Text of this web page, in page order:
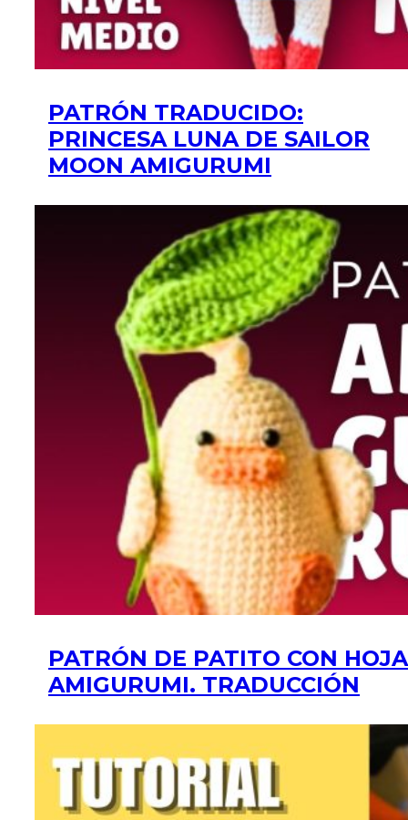
PATRÓN TRADUCIDO:
PRINCESA LUNA DE SAILOR
MOON AMIGURUMI
PATRÓN DE PATITO CON HOJA
AMIGURUMI. TRADUCCIÓN